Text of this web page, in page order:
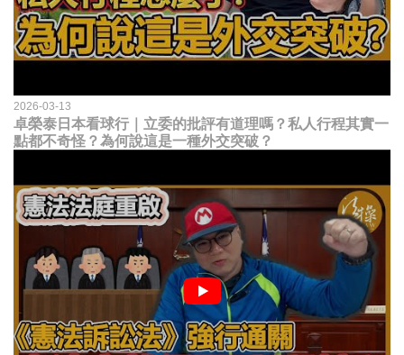
2026-03-13
卓榮泰日本看球行｜立委的批評有道理嗎？私人行程其實一
點都不奇怪？為何說這是一種外交突破？